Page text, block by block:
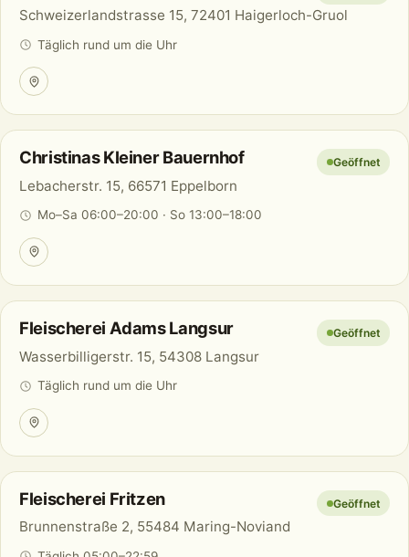
Schweizerlandstrasse 15, 72401 Haigerloch-Gruol
Täglich rund um die Uhr
Christinas Kleiner Bauernhof Geöffnet
Lebacherstr. 15, 66571 Eppelborn
Mo–Sa 06:00–20:00 · So 13:00–18:00
Fleischerei Adams Langsur Geöffnet
Wasserbilligerstr. 15, 54308 Langsur
Täglich rund um die Uhr
Fleischerei Fritzen Geöffnet
Brunnenstraße 2, 55484 Maring-Noviand